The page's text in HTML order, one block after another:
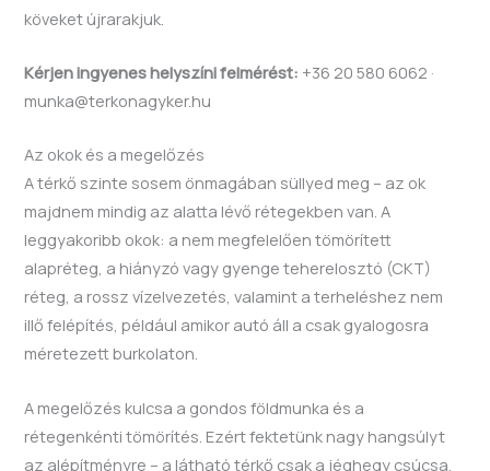
köveket újrarakjuk.
Kérjen ingyenes helyszíni felmérést: +36 20 580 6062 ·
munka@terkonagyker.hu
Az okok és a megelőzés
A térkő szinte sosem önmagában süllyed meg – az ok
majdnem mindig az alatta lévő rétegekben van. A
leggyakoribb okok: a nem megfelelően tömörített
alapréteg, a hiányzó vagy gyenge teherelosztó (CKT)
réteg, a rossz vízelvezetés, valamint a terheléshez nem
illő felépítés, például amikor autó áll a csak gyalogosra
méretezett burkolaton.
A megelőzés kulcsa a gondos földmunka és a
rétegenkénti tömörítés. Ezért fektetünk nagy hangsúlyt
az alépítményre – a látható térkő csak a jéghegy csúcsa.